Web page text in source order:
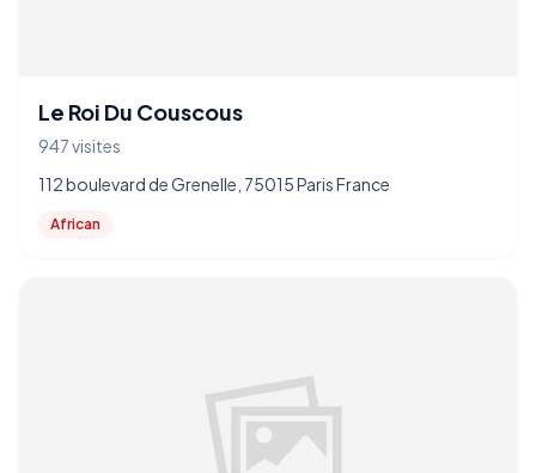
Le Roi Du Couscous
947 visites
112 boulevard de Grenelle, 75015 Paris France
African